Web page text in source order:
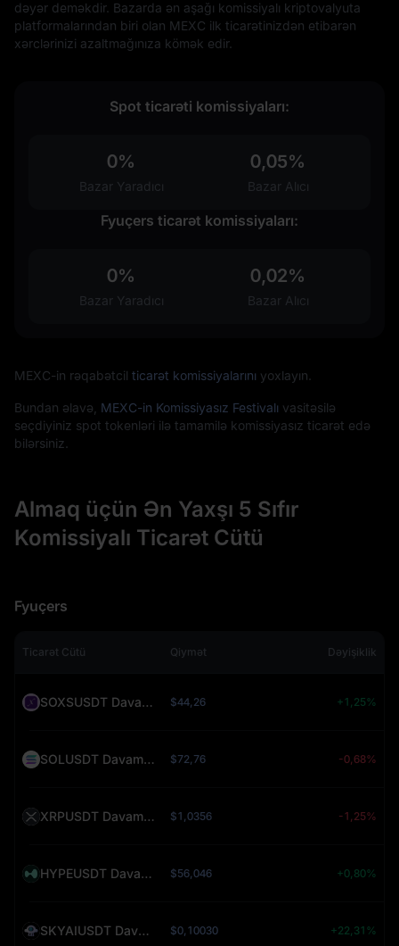
dəyər deməkdir. Bazarda ən aşağı komissiyalı kriptovalyuta
platformalarından biri olan MEXC ilk ticarətinizdən etibarən
xərclərinizi azaltmağınıza kömək edir.
Spot ticarəti komissiyaları:
0%
Bazar Yaradıcı
0,05%
Bazar Alıcı
Fyuçers ticarət komissiyaları:
0%
Bazar Yaradıcı
0,02%
Bazar Alıcı
MEXC-in rəqabətcil ticarət komissiyalarını yoxlayın.
Bundan əlavə, MEXC-in Komissiyasız Festivalı vasitəsilə
seçdiyiniz spot tokenləri ilə tamamilə komissiyasız ticarət edə
bilərsiniz.
Almaq üçün Ən Yaxşı 5 Sıfır
Komissiyalı Ticarət Cütü
Fyuçers
Ticarət Cütü Qiymət Dəyişiklik
SOXSUSDT Davamlı (SOXS) $44,26 +1,25%
SOLUSDT Davamlı (SOL) $72,76 -0,68%
XRPUSDT Davamlı (XRP) $1,0356 -1,25%
HYPEUSDT Davamlı (HYPE) $56,046 +0,80%
SKYAIUSDT Davamlı (SKYAI) $0,10030 +22,31%